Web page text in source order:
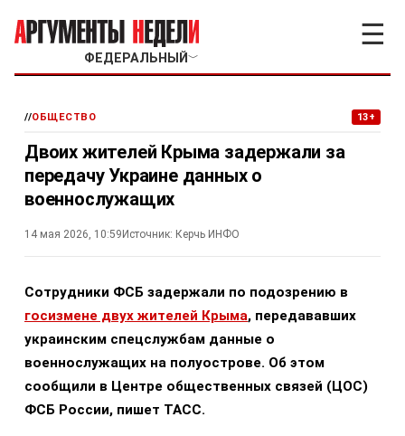
ФЕДЕРАЛЬНЫЙ ﹀
☰
//ОБЩЕСТВО 13+
Двоих жителей Крыма задержали за
передачу Украине данных о
военнослужащих
14 мая 2026, 10:59 Источник: Керчь ИНФО
Сотрудники ФСБ задержали по подозрению в
госизмене двух жителей Крыма, передававших
украинским спецслужбам данные о
военнослужащих на полуострове. Об этом
сообщили в Центре общественных связей (ЦОС)
ФСБ России, пишет ТАСС.